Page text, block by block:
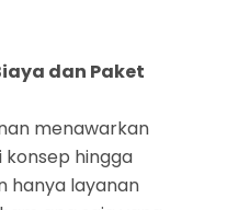
dan Paket
menawarkan
hingga
hanya layanan